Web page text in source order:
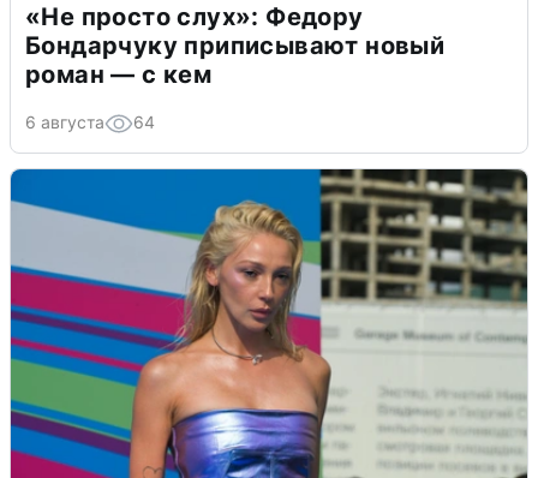
«Не просто слух»: Федору
Бондарчуку приписывают новый
роман — с кем
6 августа 64